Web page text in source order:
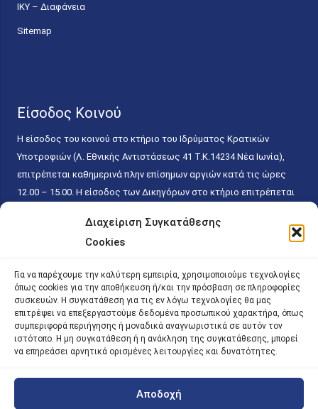
Διαχείριση Συγκατάθεσης
Cookies
Για να παρέχουμε την καλύτερη εμπειρία, χρησιμοποιούμε τεχνολογίες
όπως cookies για την αποθήκευση ή/και την πρόσβαση σε πληροφορίες
συσκευών. Η συγκατάθεση για τις εν λόγω τεχνολογίες θα μας
επιτρέψει να επεξεργαστούμε δεδομένα προσωπικού χαρακτήρα, όπως
συμπεριφορά περιήγησης ή μοναδικά αναγνωριστικά σε αυτόν τον
ιστότοπο. Η μη συγκατάθεση ή η ανάκληση της συγκατάθεσης, μπορεί
να επηρεάσει αρνητικά ορισμένες λειτουργίες και δυνατότητες.
Αποδοχή
ΙΚΥ – Διαφάνεια
Sitemap
Είσοδος Κοινού
Η είσοδος του κοινού στο κτήριο του Ιδρύματος Κρατικών
Υποτροφιών (Λ. Εθνικής Αντιστάσεως 41 T.K.14234 Νέα Ιωνία),
επιτρέπεται καθημερινά πλην επίσημων αργιών κατά τις ώρες
12.00 – 15.00. Η είσοδος των Δικηγόρων στο κτήριο επιτρέπεται
κάθε εργάσιμη ημέρα και ώρα χωρίς κανέναν χρονικό ή άλλο
περιορισμό. Η είσοδος του κοινού ειδικά στο γραφείο του
15.00. Η εξυπηρέτηση του κοινού πραγματοποιείται βάσει των
παγίων ισχυουσών διατάξεων. Για την αποφυγή συνωστισμού
εντός του εσωτερικού χώρου εξυπηρέτησης και αναμονής του
κοινού, η εξυπηρέτησή του δύναται να πραγματοποιείται κατόπιν
προγραμματισμένου ραντεβού.
| iky.gr | All Rights Reserved